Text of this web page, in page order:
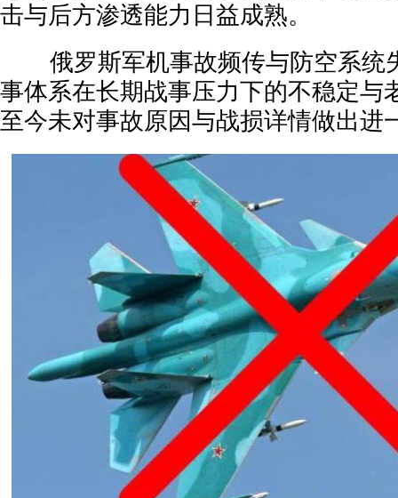
击与后方渗透能力日益成熟。
俄罗斯军机事故频传与防空系统
事体系在长期战事压力下的不稳定与
至今未对事故原因与战损详情做出进